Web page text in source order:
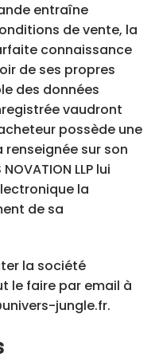
entraîne
de vente, la
connaissance
de ses propres
des données
vaudront
possède une
renseignée sur son
LLP lui
la
de sa
la société
le faire par email à
jungle.fr.